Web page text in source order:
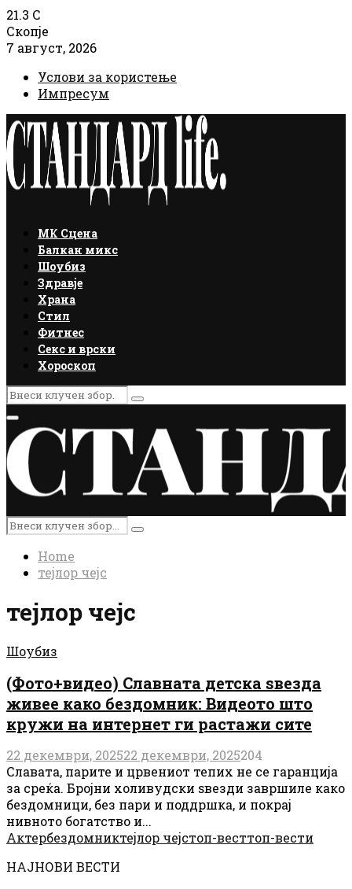
21.3 C
Скопје
7 август, 2026
Услови за користење
Импресум
Facebook
Instagram
Email
Rss
МК Сцена
Балкан микс
Шоубиз
Здравје
Храна
Стил
Фитнес
Секс и врски
Хороскоп
Search
for:
Search
Primary
Menu
Search
for:
Search
Home
тејлор чејс
тејлор чејс
Шоубиз
(Фото+видео) Славната детска ѕвезда
живее како бездомник: Видеото што
кружи на интернет ги растажи сите
22 декември, 202522 декември, 2025204
Славата, парите и црвениот тепих не се гаранција
за среќа. Бројни холивудски ѕвезди завршиле како
бездомници, без пари и поддршка, и покрај
нивното богатство и...
Актербездомниктејлор чејстоп-весттоп-вести
НАЈНОВИ ВЕСТИ